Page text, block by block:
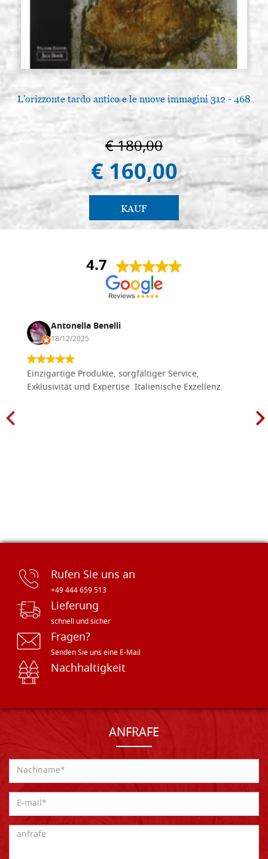
L'orizzonte tardo antico e le nuove immagini 312 - 468
€ 180,00
€ 160,00
KAUF
4.7
Antonella Benelli
18/12/2025
Einzigartige Produkte, sorgfältiger Service,
Exklusivität und Expertise. Italienische Exzellenz.
Rufen Sie uns an
+49 444 659 513
Lieferung
schnell und sicher
Fragen?
Senden Sie uns eine E-Mail
Nachhaltigkeit
ANFRAFE